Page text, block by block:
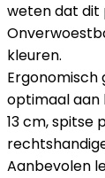
weten dat dit
kleuren.
Ergonomisch
optimaal aan
13 cm, spitse
Aanbevolen